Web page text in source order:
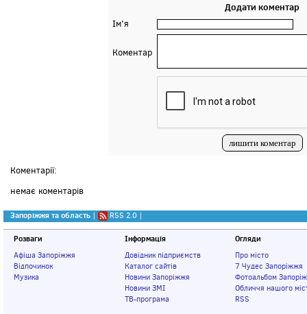
Додати коментар
Ім'я
Коментар
Коментарії:
немає коментарів
Запоріжжя та область | RSS 2.0 |
Розваги
Афіша Запоріжжя
Відпочинок
Музика
Інформація
Довідник підприємств
Каталог сайтів
Новини Запоріжжя
Новини ЗМІ
ТВ-програма
Огляди
Про місто
7 Чудес Запоріжжя
Фотоальбом
Обличчя нашого
RSS